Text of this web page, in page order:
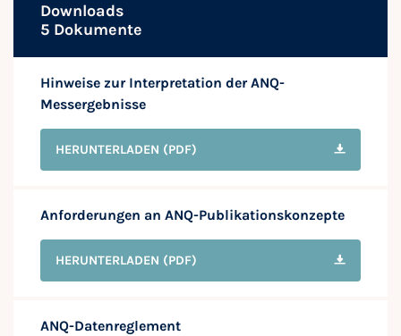
Downloads
5 Dokumente
Hinweise zur Interpretation der ANQ-
Messergebnisse
HERUNTERLADEN (PDF)
Anforderungen an ANQ-Publikationskonzepte
HERUNTERLADEN (PDF)
ANQ-Datenreglement